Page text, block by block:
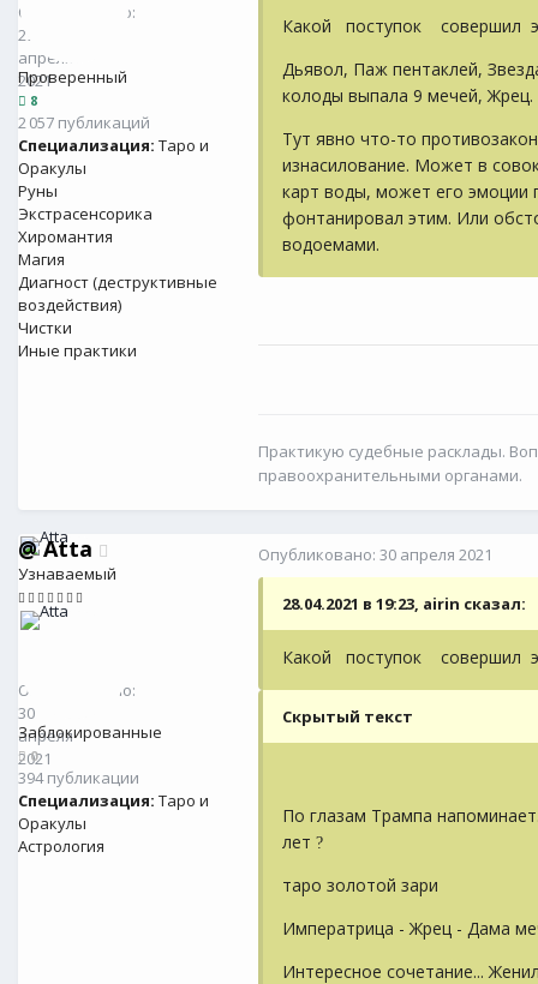
Опубликовано:
29
апреля
2021
Проверенный
8
2 057 публикаций
Специализация: Таро и
Оракулы
Руны
Экстрасенсорика
Хиромантия
Магия
Диагност (деструктивные
воздействия)
Чистки
Иные практики
Какой поступок совершил
Дьявол, Паж пентаклей,
колоды выпала 9 мечей, Жрец.
Тут явно что-то
изнасилование. Может в
карт воды, может его эмоции
фонтанировал этим. Или
водоемами.
Практикую судебные расклады.
правоохранительными органами.
Опубликовано:
30
апреля
2021
@Atta
Узнаваемый
Заблокированные
0
394 публикации
Специализация: Таро и
Оракулы
Астрология
Опубликовано: 30 апреля 2021
28.04.2021 в 19:23, airin сказал:
Какой поступок совершил
Скрытый текст
По глазам Трампа
лет ?
таро золотой зари
Императрица - Жрец - Дама
Интересное сочетание...